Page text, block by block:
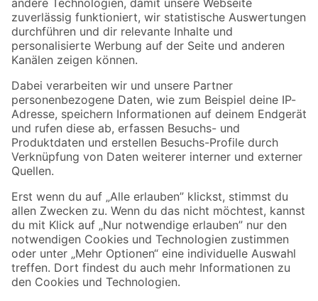
Zur Newsletter Anmeldung
Folge uns
Zahlungsarten Versandarten
Sicher einkaufen
Jetzt die toom-App herunterladen